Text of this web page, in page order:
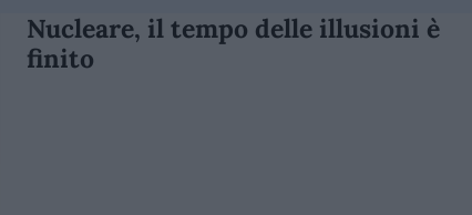
Nucleare, il tempo delle illusioni è
finito